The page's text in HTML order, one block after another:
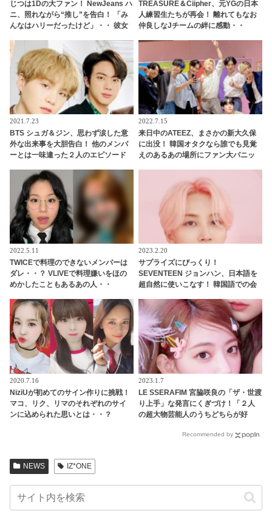
じつは1Dの大ファン！ NewJeans ハ
ニ、照れながら“推し”を告白！ 「み
んなはハリーだったけど」・・ 彼女
TREASURE＆Ciipher、元YGの日本
人練習生たちが再会！ 離れてもなお
仲良しなJチームの絆に感動・・
2021.7.23
BTS シュガ＆ジン、思わず涙した意
外な出来事を大胆告白！ 他のメンバ
ーとは一味違った２人のエピソード
しな２人の息ピッタリな回答にほっ
こり
2022.7.15
来日中のATEEZ、まさかの新大久保
に出没！ 韓国オタクなら誰でも見覚
えのあるあの場所にファン大パニッ
2022.5.11
TWICEで料理のできないメンバーは
ダレ・・？ VLIVEで料理嫌いをほの
めかしたこともあるあの人・・
爆笑
2023.2.20
サプライズにびっくり！
SEVENTEEN ジョンハン、日本語を
超自然に使いこなす！ 韓国語での会
は？ 流ちょうなその一言にファン大
喜び
2020.7.16
NiziUが初めてのサイン作りに挑戦！
マコ、リク、リマのそれぞれのサイ
ンに込められた思いとは・・？
2023.1.7
LE SSERAFIM 宮脇咲良の「ザ・世渡
り上手」な発言にくぎづけ！「２人
の超大物芸能人のうちどちらが好
た答えとは・・ 芸歴10年以上のプロ
Recommended by
NEWS IZ*ONE